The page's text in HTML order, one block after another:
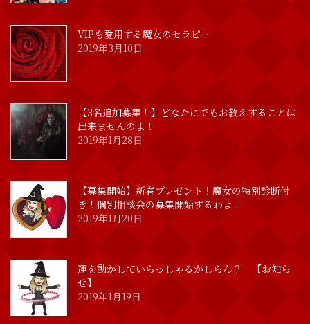
VIPも愛用する魔女のセラピー
2019年3月10日
【3名追加募集！】どなたにでもお教えすることは
出来ませんのよ！
2019年1月28日
【募集開始】新春プレゼント！魔女の特別診断付
き！個別相談会の募集開始するわよ！
2019年1月20日
運を動かしていらっしゃるかしらん？ 【お知ら
せ】
2019年1月19日